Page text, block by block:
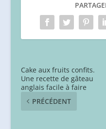
Cake aux fruits confits.
Une recette de gâteau
anglais facile à faire
PRÉCÉDENT